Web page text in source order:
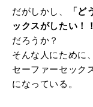
だがしかし、
「
ックスがしたい！
だろうか？
そんな人にために
セーファーセック
になっている。